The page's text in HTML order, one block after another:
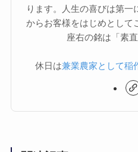
ります。人生の喜びは第
からお客様をはじめとして
座右の銘は「素
休日は兼業農家として稲